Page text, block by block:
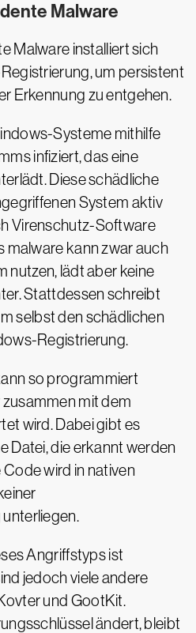
Malware
Malware installiert sich
um persistent
Erkennung zu entgehen.
Systeme mithilfe
infiziert, das eine
Diese schädliche
System aktiv
Virenschutz-Software
malware kann zwar auch
nutzen, lädt aber keine
Stattdessen schreibt
selbst den schädlichen
Registrierung.
so programmiert
mit dem
wird. Dabei gibt es
Datei, die erkannt werden
wird in nativen
Angriffstyps ist
jedoch viele andere
und GootKit.
ändert, bleibt